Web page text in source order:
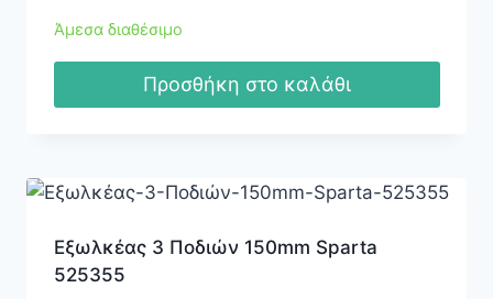
μπορούν
να
του
Άμεσα διαθέσιμο
Προσθήκη στο καλάθι
Εξωλκέας 3 Ποδιών 150mm Sparta
525355